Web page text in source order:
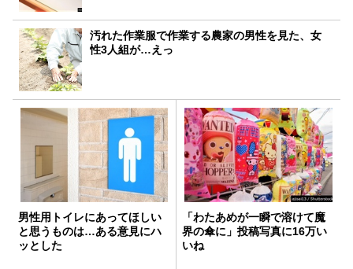
汚れた作業服で作業する農家の男性を見た、女
性3人組が…えっ
男性用トイレにあってほしい
と思うものは…ある意見にハ
ッとした
「わたあめが一瞬で溶けて魔
界の傘に」投稿写真に16万い
いね